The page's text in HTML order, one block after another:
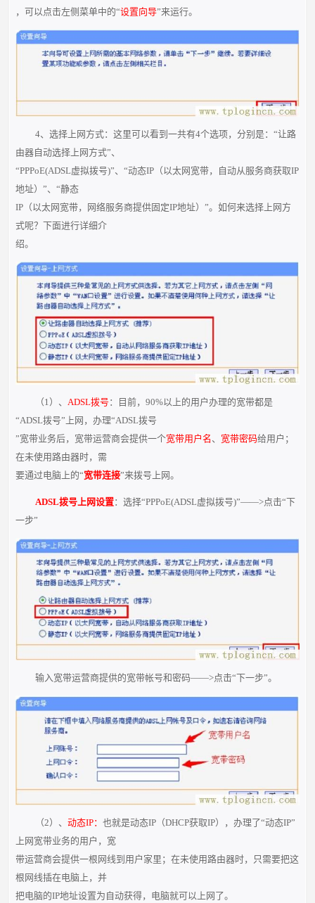
，可以点击左侧菜单中的“设置向导”来运行。
4、选择上网方式：这里可以看到一共有4个选项，分别是：“让路
由器自动选择上网方式”、
“PPPoE(ADSL虚拟拨号)”、“动态IP（以太网宽带，自动从服务商获取IP
地址）”、“静态
IP（以太网宽带，网络服务商提供固定IP地址）”。如何来选择上网方
式呢？下面进行详细介
绍。
（1）、 ADSL拨号：目前，90%以上的用户办理的宽带都是
“ADSL拨号”上网，办理“ADSL拨号
”宽带业务后，宽带运营商会提供一个宽带用户名 、 宽带密码给用户；
在未使用路由器时，需
要通过电脑上的“宽带连接”来拨号上网。
ADSL拨号上网设置：选择“PPPoE(ADSL虚拟拨号)”——>点击“下
一步”
输入宽带运营商提供的宽带帐号和密码——>点击“下一步”。
（2）、 动态IP： 也就是动态IP（DHCP获取IP），办理了“动态IP”
上网宽带业务的用户，宽
带运营商会提供一根网线到用户家里；在未使用路由器时，只需要把这
根网线插在电脑上，并
把电脑的IP地址设置为自动获得，电脑就可以上网了。